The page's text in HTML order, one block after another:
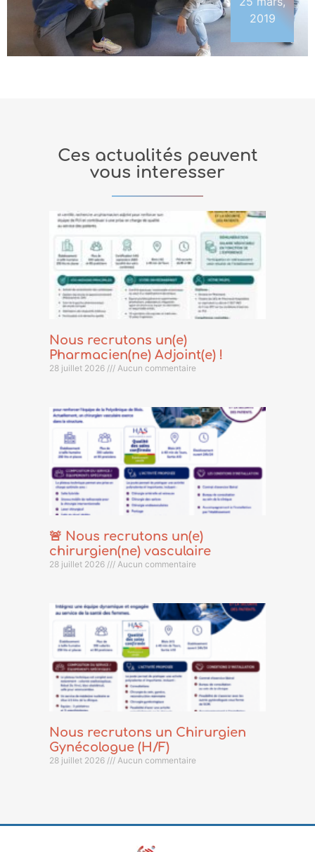
2019
Ces actualités peuvent
vous interesser
Nous recrutons un(e)
Pharmacien(ne) Adjoint(e) !
28 juillet 2026 Aucun commentaire
🚨 Nous recrutons un(e)
chirurgien(ne) vasculaire
28 juillet 2026 Aucun commentaire
Nous recrutons un Chirurgien
Gynécologue (H/F)
28 juillet 2026 Aucun commentaire